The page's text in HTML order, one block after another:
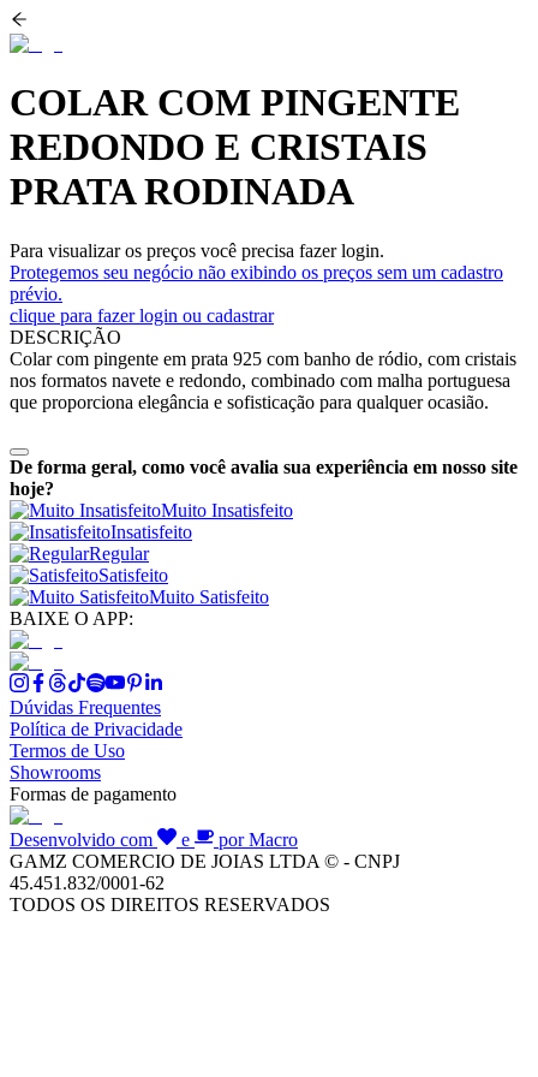
COLAR COM PINGENTE
REDONDO E CRISTAIS
PRATA RODINADA
Para visualizar os preços você precisa fazer login.
Protegemos seu negócio não exibindo os preços sem um cadastro
prévio.
clique para fazer login ou cadastrar
DESCRIÇÃO
Colar com pingente em prata 925 com banho de ródio, com cristais
nos formatos navete e redondo, combinado com malha portuguesa
que proporciona elegância e sofisticação para qualquer ocasião.
De forma geral, como você avalia sua experiência em nosso site
hoje?
Muito Insatisfeito
Insatisfeito
Regular
Satisfeito
Muito Satisfeito
BAIXE O APP:
Dúvidas Frequentes
Política de Privacidade
Termos de Uso
Showrooms
Formas de pagamento
Desenvolvido com e
por Macro
GAMZ COMERCIO DE JOIAS LTDA © - CNPJ
45.451.832/0001-62
TODOS OS DIREITOS RESERVADOS